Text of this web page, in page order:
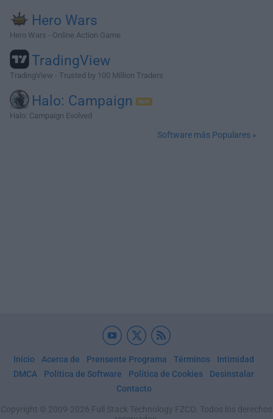
Hero Wars
Hero Wars - Online Action Game
TradingView
TradingView - Trusted by 100 Million Traders
Halo: Campaign
Halo: Campaign Evolved
Software más Populares »
Inicio Acerca de Prensente Programa Términos
Intimidad
DMCA
Política de Software Política de Cookies
Desinstalar
Contacto
Copyright © 2009-2026 Full Stack Technology FZCO. Todos los derechos